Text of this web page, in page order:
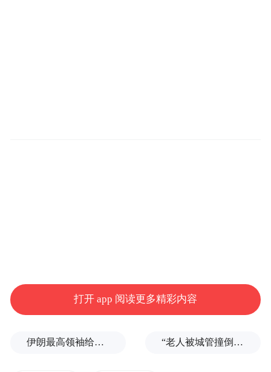
打开 app 阅读更多精彩内容
伊朗最高领袖给总统下了“最后警告”？ “老人被城管撞倒后离世”案开庭：亲属要求调取执法记录仪被告知没电了